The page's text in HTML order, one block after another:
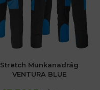
Stretch Munkanadrág
VENTURA BLUE